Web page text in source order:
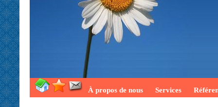
À propos de nous Services